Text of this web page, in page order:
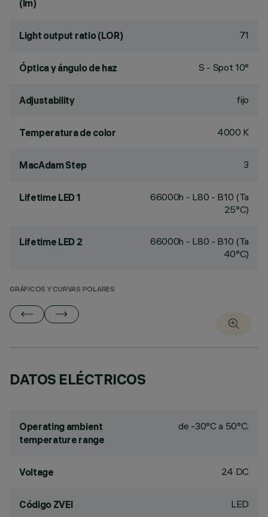
(lm)
Light output ratio (LOR) 71
Óptica y ángulo de haz S - Spot 10°
Adjustability fijo
Temperatura de color 4000 K
MacAdam Step 3
Lifetime LED 1
66000h - L80 - B10 (Ta
25°C)
Lifetime LED 2
66000h - L80 - B10 (Ta
40°C)
GRÁFICOS Y CURVAS POLARES
DATOS ELÉCTRICOS
Operating ambient
temperature range
de -30°C a 50°C.
Voltage 24 DC
Código ZVEI LED